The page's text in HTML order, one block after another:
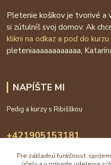
Pletenie košíkov je tvorivé a
si zútulníš svoj domov. Ak
klikni na odkaz a poď do
pleteniaaaaaaaaaaaa,
NAPÍŠTE MI
Pedig a kurzy s Ribišškou
+421905153181
Pre základnú funkčnosť,